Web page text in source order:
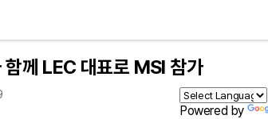
께 LEC 대표로 MSI 참가
Powered by